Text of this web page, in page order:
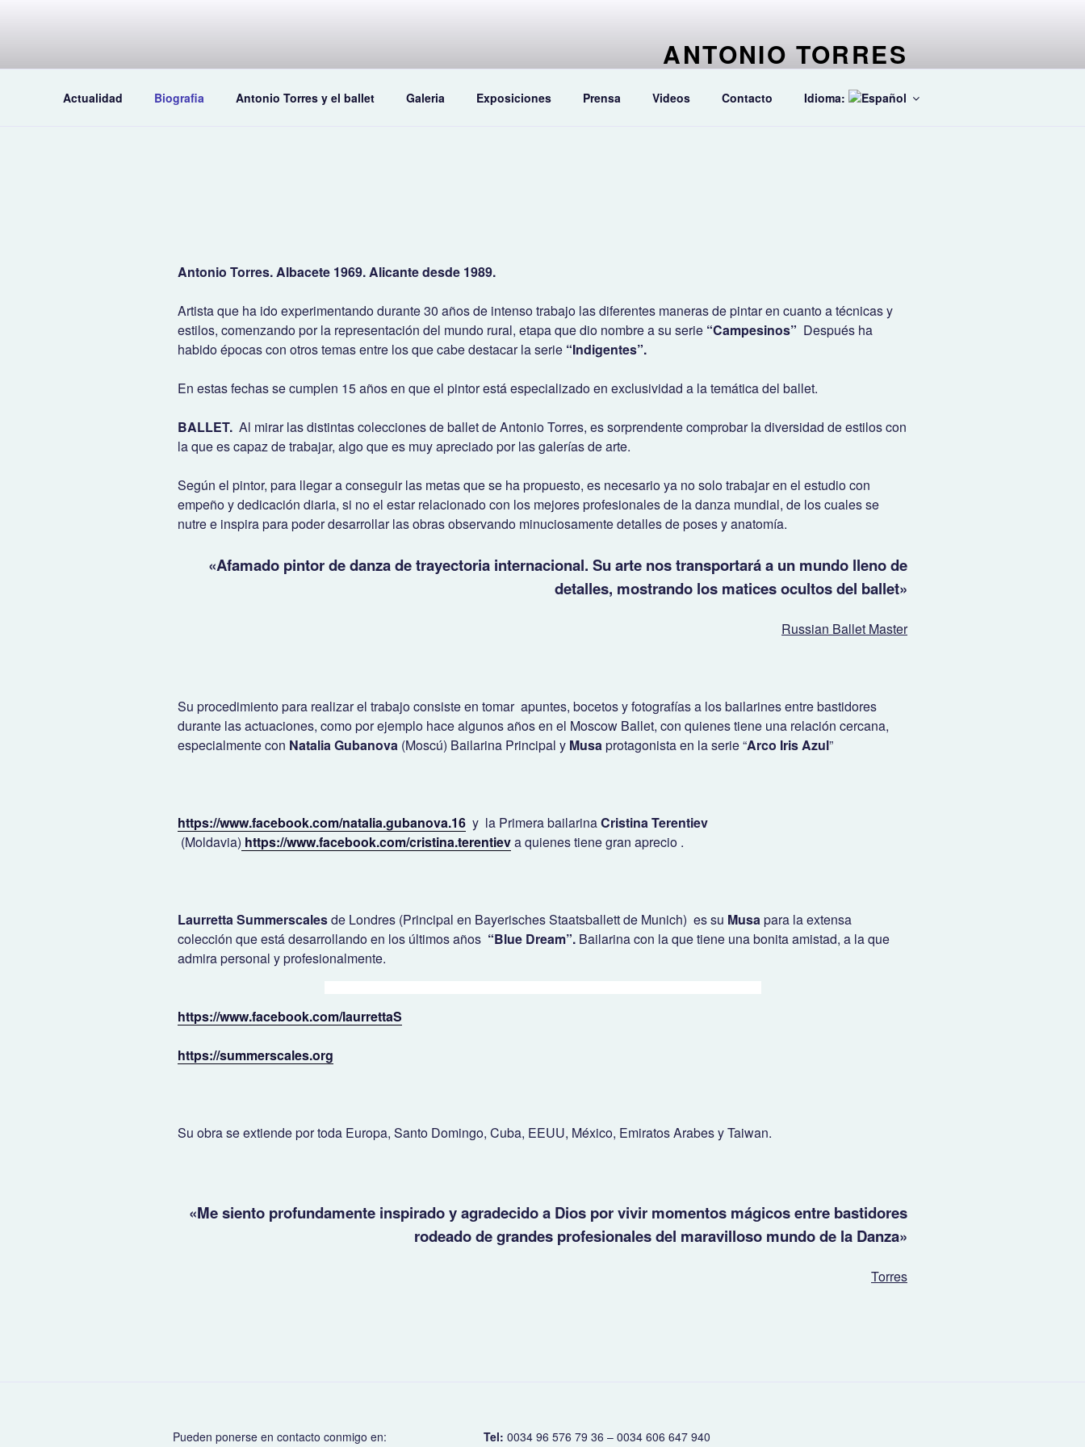
ANTONIO TORRES
Actualidad Biografia Antonio Torres y el ballet Galeria Exposiciones Prensa Videos Contacto Idioma:
Antonio Torres. Albacete 1969. Alicante desde 1989.
Artista que ha ido experimentando durante 30 años de intenso trabajo las diferentes maneras de pintar en cuanto a técnicas y
estilos, comenzando por la representación del mundo rural, etapa que dio nombre a su serie “Campesinos” Después ha
habido épocas con otros temas entre los que cabe destacar la serie “Indigentes”.
En estas fechas se cumplen 15 años en que el pintor está especializado en exclusividad a la temática del ballet.
BALLET. Al mirar las distintas colecciones de ballet de Antonio Torres, es sorprendente comprobar la diversidad de estilos con
la que es capaz de trabajar, algo que es muy apreciado por las galerías de arte.
Según el pintor, para llegar a conseguir las metas que se ha propuesto, es necesario ya no solo trabajar en el estudio con
empeño y dedicación diaria, si no el estar relacionado con los mejores profesionales de la danza mundial, de los cuales se
nutre e inspira para poder desarrollar las obras observando minuciosamente detalles de poses y anatomía.
«Afamado pintor de danza de trayectoria internacional. Su arte nos transportará a un mundo lleno de
detalles, mostrando los matices ocultos del ballet»
Russian Ballet Master
Su procedimiento para realizar el trabajo consiste en tomar apuntes, bocetos y fotografías a los bailarines entre bastidores
durante las actuaciones, como por ejemplo hace algunos años en el Moscow Ballet, con quienes tiene una relación cercana,
especialmente con Natalia Gubanova (Moscú) Bailarina Principal y Musaprotagonista en la serie “Arco Iris Azul”
https://www.facebook.com/natalia.gubanova.16 y la Primera bailarinaCristina Terentiev
(Moldavia) https://www.facebook.com/cristina.terentieva quienes tiene gran aprecio .
Laurretta Summerscalesde Londres (Principal en Bayerisches Staatsballett de Munich) es su Musapara la extensa
colección que está desarrollando en los últimos años “Blue Dream”. Bailarina con la que tiene una bonita amistad, a la que
admira personal y profesionalmente.
https://www.facebook.com/laurrettaS
https://summerscales.org
Su obra se extiende por toda Europa, Santo Domingo, Cuba, EEUU, México, Emiratos Arabes y Taiwan.
«Me siento profundamente inspirado y agradecido a Dios por vivir momentos mágicos entre bastidores
rodeado de grandes profesionales del maravilloso mundo de la Danza»
Torres
Pueden ponerse en contacto conmigo en: Tel: 0034 96 576 79 36 – 0034 606 647 940